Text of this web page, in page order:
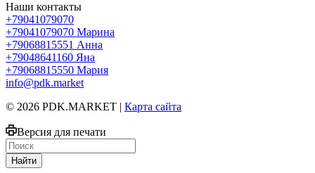
Наши контакты
+79041079070
+79041079070 Марина
+79068815551 Анна
+79048641160 Яна
+79068815550 Мария
info@pdk.market
© 2026 PDK.MARKET | Карта сайта
Версия для печати
Найти